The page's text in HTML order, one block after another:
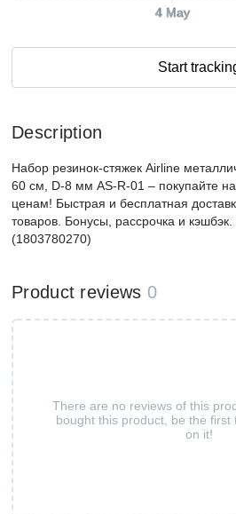
4 May
Start
Description
Набор резинок-стяжек Airline
60 см, D-8 мм AS-R-01 – покупайте
ценам! Быстрая и бесплатная
товаров. Бонусы, рассрочка и
(1803780270)
Product reviews 0
There are no reviews of this
bought this product, be the first
on it!